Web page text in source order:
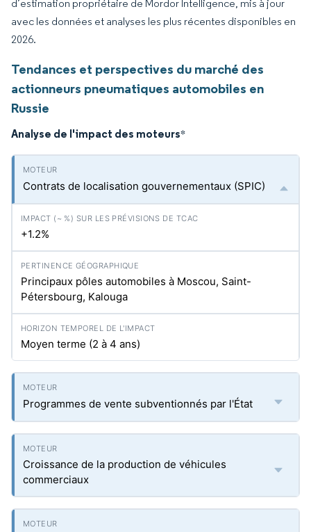
d’estimation propriétaire de Mordor Intelligence, mis à jour
avec les données et analyses les plus récentes disponibles en
2026.
Tendances et perspectives du marché des
actionneurs pneumatiques automobiles en
Russie
Analyse de l'impact des moteurs*
Contrats de localisation gouvernementaux (SPIC)
+1.2%
Principaux pôles automobiles à Moscou, Saint-
Pétersbourg, Kalouga
Moyen terme (2 à 4 ans)
Programmes de vente subventionnés par l'État
Croissance de la production de véhicules
commerciaux